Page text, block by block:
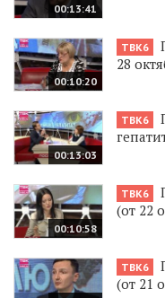
00:13:41
00:10:20
ТВК6
28
00:13:03
ТВК6
00:10:58
ТВК6
(от 22
ТВК6
(от 21